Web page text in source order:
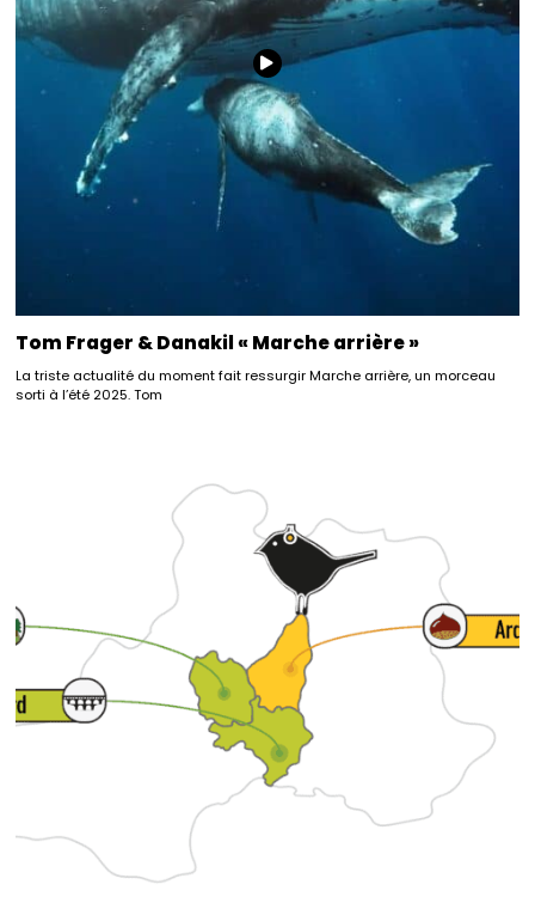
Tom Frager & Danakil « Marche arrière »
La triste actualité du moment fait ressurgir Marche arrière, un morceau
sorti à l’été 2025. Tom